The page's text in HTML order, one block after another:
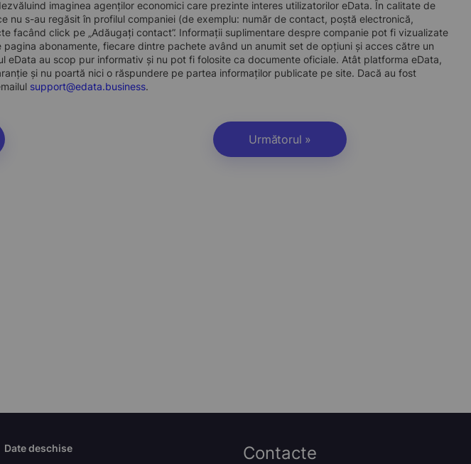
imaginea agenților economici care prezinte interes utilizatorilor eData. În calitate de
nu s-au regăsit în profilul companiei (de exemplu: număr de contact, poștă electronică,
facând click pe „Adăugați contact”. Informații suplimentare despre companie pot fi vizualizate
abonamente, fiecare dintre pachete având un anumit set de opțiuni și acces către un
eData au scop pur informativ și nu pot fi folosite ca documente oficiale. Atât platforma eData,
și nu poartă nici o răspundere pe partea informaților publicate pe site. Dacă au fost
support@edata.business.
Următorul »
Date deschise Contacte